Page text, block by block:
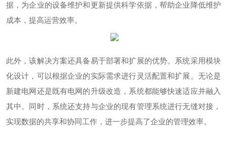
据，为企业的设备维护和更新提供科学依据，帮助企业降低维护
成本，提高运营效率。
此外，该解决方案还具备易于部署和扩展的优势。系统采用模块
化设计，可以根据企业的实际需求进行灵活配置和扩展。无论是
新建电网还是既有电网的升级改造，系统都能够快速适应并融入
其中。同时，系统还支持与企业的现有管理系统进行无缝对接，
实现数据的共享和协同工作，进一步提高了企业的管理效率。